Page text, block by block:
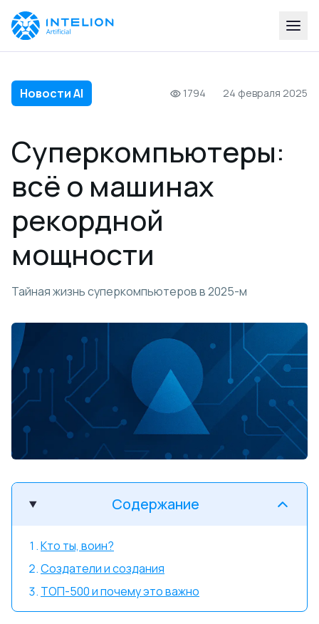
Новости AI 1794 24 февраля 2025
Суперкомпьютеры:
всё о машинах
рекордной
мощности
Тайная жизнь суперкомпьютеров в 2025-м
Содержание
Кто ты, воин?
Создатели и создания
ТОП-500 и почему это важно